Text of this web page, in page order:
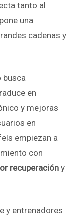
tanto al
una
cadenas y
busca
en
y mejoras
en
empiezan a
con
recuperación y
y entrenadores